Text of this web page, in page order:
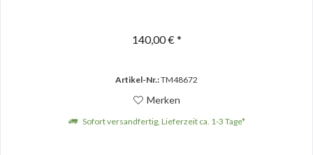
140,00 € *
Artikel-Nr.:TM48672
Merken
Sofort versandfertig, Lieferzeit ca. 1-3 Tage*